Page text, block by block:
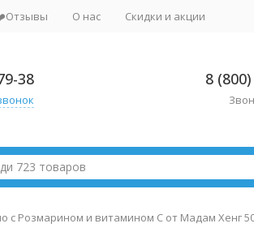
О нас Скидки и акции
38 8
с Розмарином и витамином С от Мадам Хенг